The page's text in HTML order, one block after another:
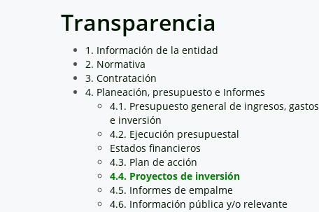
Transparencia
1. Información de la entidad
2. Normativa
3. Contratación
4. Planeación, presupuesto e Informes
4.1. Presupuesto general de ingresos, gastos
e inversión
4.2. Ejecución presupuestal
Estados financieros
4.3. Plan de acción
4.4. Proyectos de inversión
4.5. Informes de empalme
4.6. Información pública y/o relevante